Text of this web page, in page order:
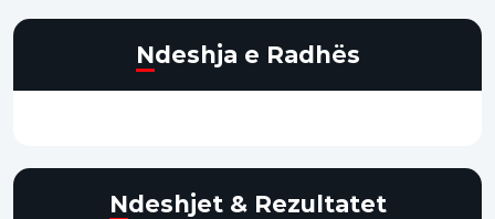
Ndeshja e Radhës
Ndeshjet & Rezultatet